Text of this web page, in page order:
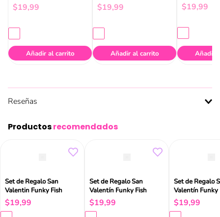
$19,99
Añadir al carrito
$19,99
Añadir al carrito
$19,99
Añadir
Reseñas
Productosrecomendados
Set de Regalo San
Valentin Funky Fish
$19,99
Set de Regalo San
Valentín Funky Fish
$19,99
Set de Regalo
Valentín Funky
$19,99